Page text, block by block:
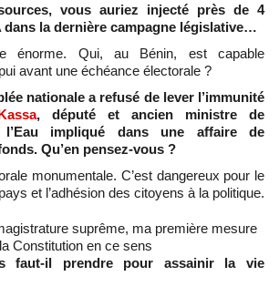
vous auriez injecté près de 4
dans la dernière campagne législative…
énorme. Qui, au Bénin, est capable
avant une échéance électorale ?
nationale a refusé de lever l’immunité
, député et ancien ministre de
impliqué dans une affaire de
Qu’en pensez-vous ?
monumentale. C’est dangereux pour le
et l’adhésion des citoyens à la politique.
suprême, ma première mesure
Constitution en ce sens
faut-il prendre pour assainir la vie